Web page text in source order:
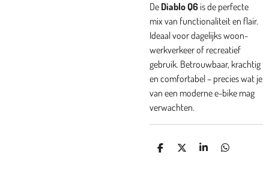
De Diablo Q6 is de perfecte
mix van functionaliteit en flair.
Ideaal voor dagelijks woon-
werkverkeer of recreatief
gebruik. Betrouwbaar, krachtig
en comfortabel – precies wat je
van een moderne e-bike mag
verwachten.
D
D
S
D